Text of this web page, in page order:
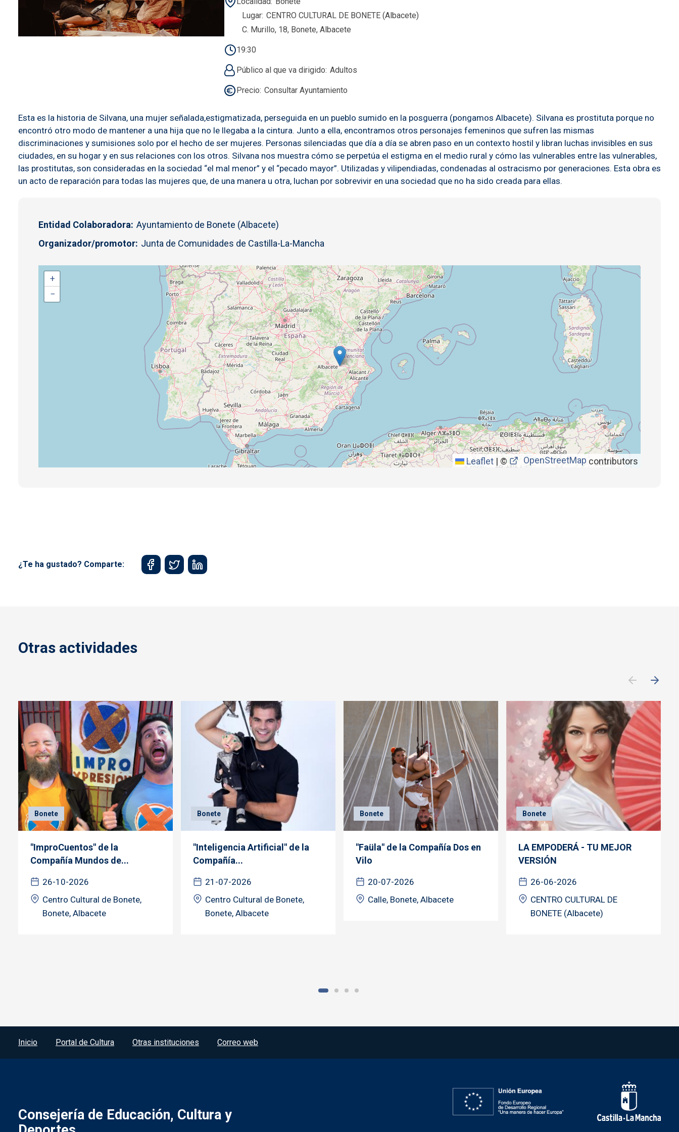
Lugar CENTRO CULTURAL DE BONETE (Albacete)
C. Murillo, 18, Bonete, Albacete
19:30
Público al que va dirigido Adultos
Precio Consultar Ayuntamiento
Esta es la historia de Silvana, una mujer señalada,estigmatizada, perseguida en un pueblo sumido en la posguerra (pongamos Albacete). Silvana es prostituta porque no
encontró otro modo de mantener a una hija que no le llegaba a la cintura. Junto a ella, encontramos otros personajes femeninos que sufren las mismas
discriminaciones y sumisiones solo por el hecho de ser mujeres. Personas silenciadas que día a día se abren paso en un contexto hostil y libran luchas invisibles en sus
ciudades, en su hogar y en sus relaciones con los otros. Silvana nos muestra cómo se perpetúa el estigma en el medio rural y cómo las vulnerables entre las vulnerables,
las prostitutas, son consideradas en la sociedad “el mal menor” y el “pecado mayor”. Utilizadas y vilipendiadas, condenadas al ostracismo por generaciones. Esta obra es
un acto de reparación para todas las mujeres que, de una manera u otra, luchan por sobrevivir en una sociedad que no ha sido creada para ellas.
Entidad Colaboradora Ayuntamiento de Bonete (Albacete)
Organizador/promotor Junta de Comunidades de Castilla-La-Mancha
+
−
Leaflet | © OpenStreetMap contributors
¿Te ha gustado? Comparte:
Otras actividades
Bonete
"ImproCuentos" de la
Compañía Mundos de...
26-10-2026
Centro Cultural de Bonete,
Bonete, Albacete
Bonete
"Inteligencia Artificial" de la
Compañía...
21-07-2026
Centro Cultural de Bonete,
Bonete, Albacete
Bonete
"Faüla" de la Compañía Dos en
Vilo
20-07-2026
Calle, Bonete, Albacete
Bonete
LA EMPODERÁ - TU MEJOR
VERSIÓN
26-06-2026
CENTRO CULTURAL DE
BONETE (Albacete)
Menú del pie
Inicio Portal de Cultura Otras instituciones Correo web
Consejería de Educación, Cultura y